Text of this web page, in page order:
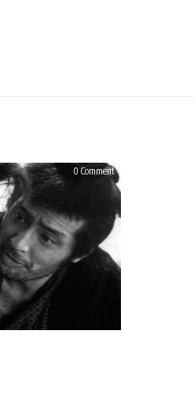
0 Commenton
รีวิว
Kill!
(1968)